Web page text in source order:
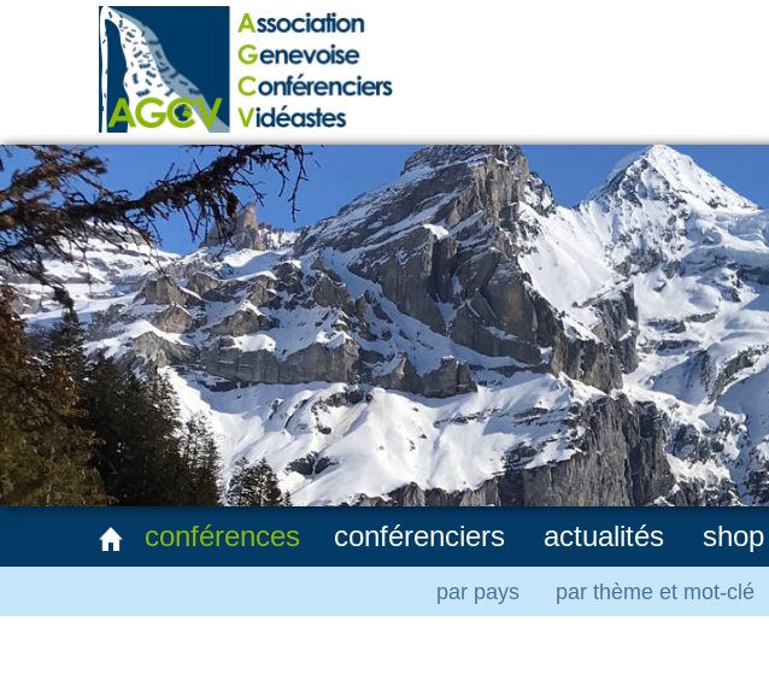
conférences
par pays par thème et mot-clé
conférenciers actualités shop